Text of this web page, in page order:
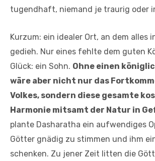
tugendhaft, niemand je traurig oder
Kurzum: ein idealer Ort, an dem alles
gedieh. Nur eines fehlte dem guten
Glück: ein Sohn. Ohne einen
wäre aber nicht nur das
Volkes, sondern diese gesamte
Harmonie mitsamt der Natur in
plante Dasharatha ein aufwendiges
Götter gnädig zu stimmen und ihm
schenken. Zu jener Zeit litten die